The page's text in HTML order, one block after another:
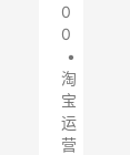
0
0
•
淘
宝
运
营